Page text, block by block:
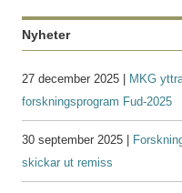
Nyheter
27 december 2025 |
MKG
forskningsprogram Fud-2025
30 september 2025 |
skickar ut remiss